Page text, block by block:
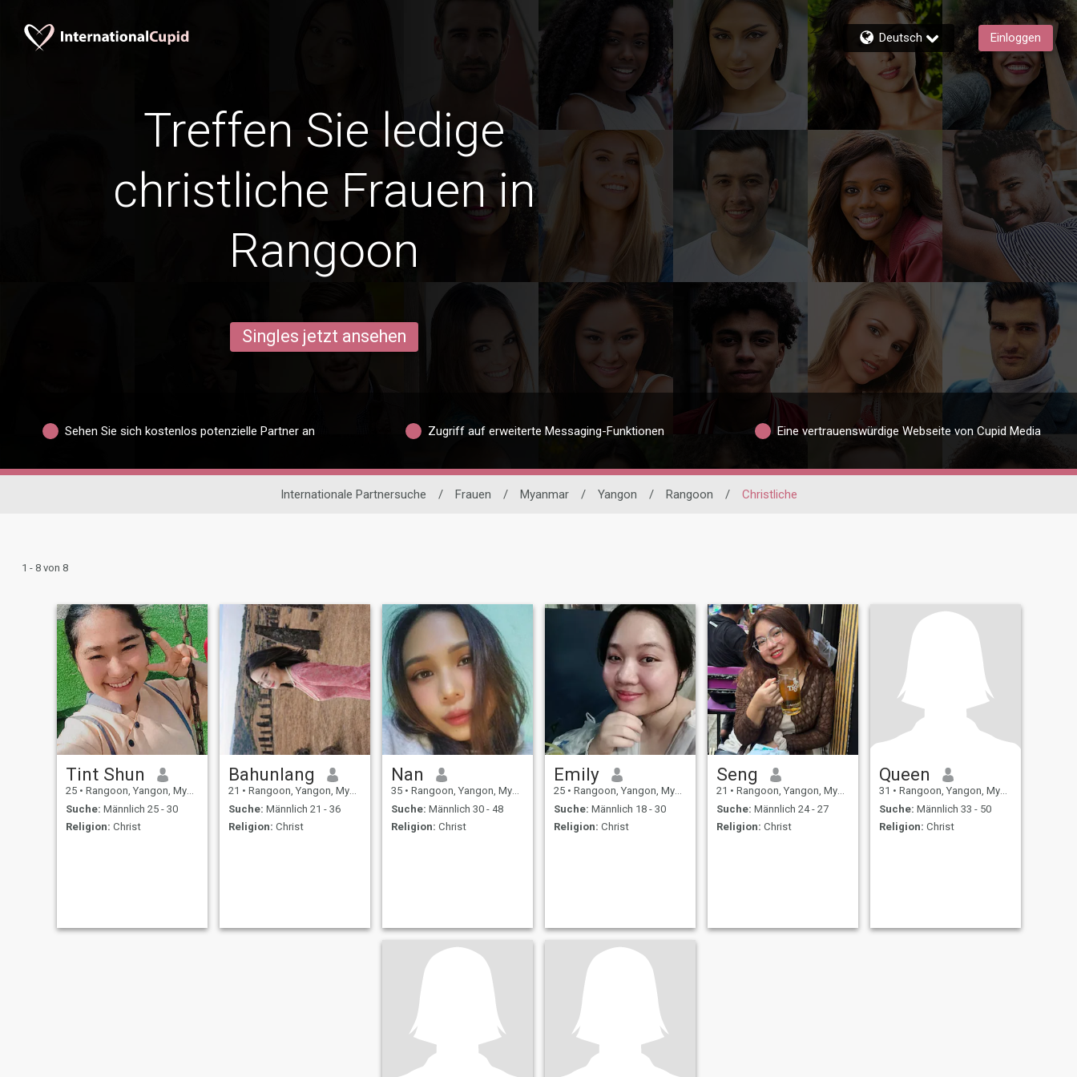
Deutsch Einloggen
Treffen Sie ledige
christliche Frauen in
Rangoon
Singles jetzt ansehen
Sehen Sie sich kostenlos potenzielle Partner an Zugriff auf erweiterte Messaging-Funktionen Eine vertrauenswürdige Webseite von Cupid Media
Internationale Partnersuche / Frauen / Myanmar / Yangon / Rangoon / Christliche
1 - 8 von 8
Tint Shun
25 • Rangoon, Yangon, Myanmar
Suche: Männlich 25 - 30
Religion: Christ
Bahunlang
21 • Rangoon, Yangon, Myanmar
Suche: Männlich 21 - 36
Religion: Christ
Nan
35 • Rangoon, Yangon, Myanmar
Suche: Männlich 30 - 48
Religion: Christ
Emily
25 • Rangoon, Yangon, Myanmar
Suche: Männlich 18 - 30
Religion: Christ
Seng
21 • Rangoon, Yangon, Myanmar
Suche: Männlich 24 - 27
Religion: Christ
Queen
31 • Rangoon, Yangon, Myanmar
Suche: Männlich 33 - 50
Religion: Christ